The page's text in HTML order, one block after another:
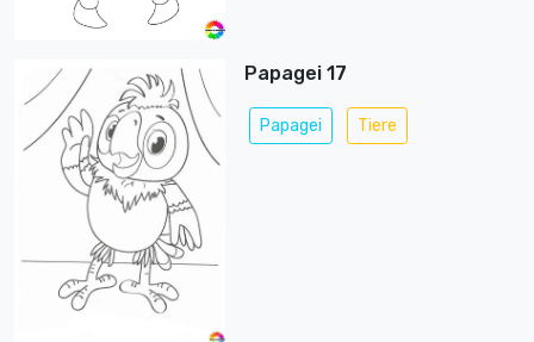
Papagei 17
Papagei Tiere